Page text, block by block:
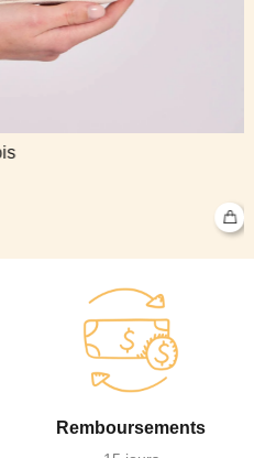
Remboursements